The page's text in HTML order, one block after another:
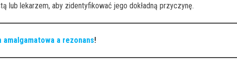
lub lekarzem, aby zidentyfikować jego dokładną przyczynę.
amalgamatowa a rezonans!